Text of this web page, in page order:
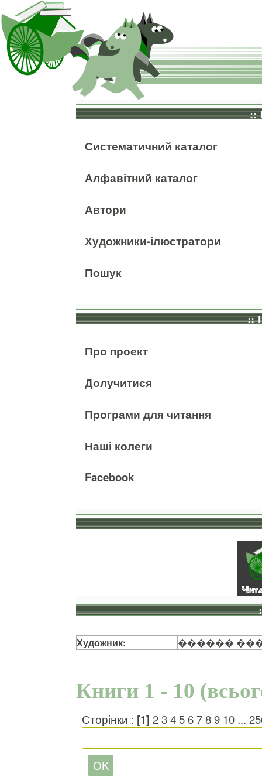
::
Систематичний каталог
Алфавітний каталог
Автори
Художники-ілюстратори
Пошук
::
Про проект
Долучитися
Програми для читання
Наші колеги
Facebook
Художник: ������
Книги 1 - 10
Сторінки : [1] 23456789 10 ...